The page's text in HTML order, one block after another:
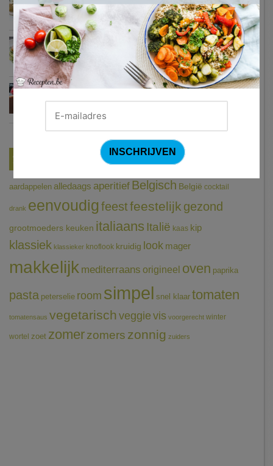
Courgetti met paprikasaus en halloumi (Sandra Bekkari)
Chocomousse met fruitbier
Tags
aardappelen alledaags aperitief Belgisch België cocktail
drank eenvoudigfeestfeestelijk gezond
grootmoeders keuken italiaans Italië kaas kip
klassiek klassieker knoflook kruidig look mager
makkelijk mediterraans origineel oven paprika
pasta peterselie room simpel snel klaar tomaten
tomatensaus vegetarischveggie vis voorgerecht winter
wortel zoet zomerzomers zonnig zuiders